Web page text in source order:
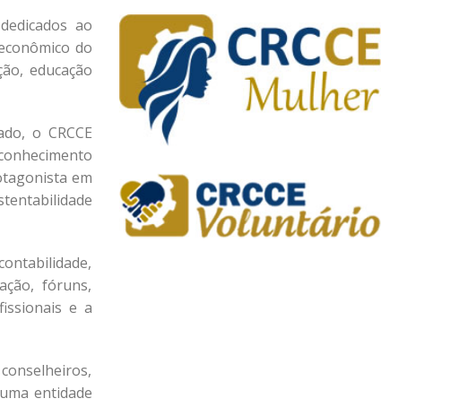
ao
do
educação
o CRCCE
em
fóruns,
e a
entidade